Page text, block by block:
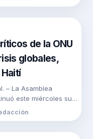
de la ONU
globales,
– La Asamblea
este miércoles su
marcada por
[…]